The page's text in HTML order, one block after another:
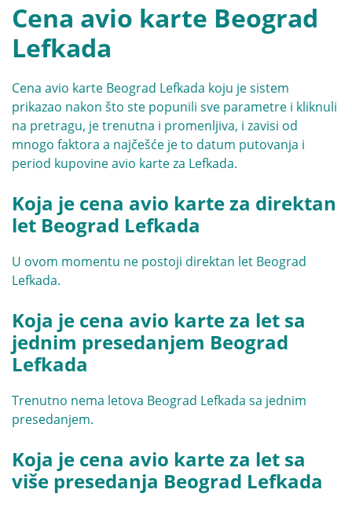
Cena avio karte Beograd
Lefkada
Cena avio karte Beograd Lefkada koju je sistem
prikazao nakon što ste popunili sve parametre i kliknuli
na pretragu, je trenutna i promenljiva, i zavisi od
mnogo faktora a najčešće je to datum putovanja i
period kupovine avio karte za Lefkada.
Koja je cena avio karte za direktan
let Beograd Lefkada
U ovom momentu ne postoji direktan let Beograd
Lefkada.
Koja je cena avio karte za let sa
jednim presedanjem Beograd
Lefkada
Trenutno nema letova Beograd Lefkada sa jednim
presedanjem.
Koja je cena avio karte za let sa
više presedanja Beograd Lefkada